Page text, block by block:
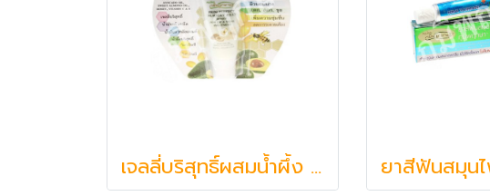
เจลลี่บริสุทธิ์ผสมน้ำผึ้ง + วิตามิน ซี บำรุงผิว ภูมิพฤกษา๑๕